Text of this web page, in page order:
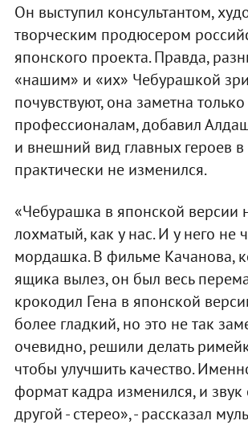
Он выступил консультантом,
творческим продюсером
японского проекта. Правда,
«нашим» и «их» Чебурашкой
почувствуют, она заметна только
профессионалам, добавил
и внешний вид главных героев
практически не изменился.
«Чебурашка в японской версии
лохматый, как у нас. И у него не
мордашка. В фильме Качанова,
ящика вылез, он был весь
крокодил Гена в японской
более гладкий, но это не так
очевидно, решили делать
чтобы улучшить качество.
формат кадра изменился, и звук
другой - стерео», - рассказал